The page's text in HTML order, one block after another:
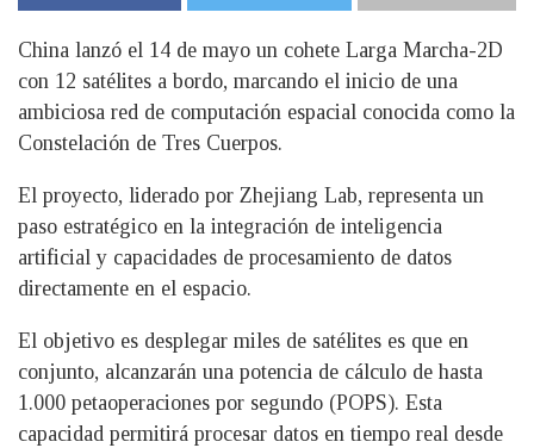
China lanzó el 14 de mayo un cohete Larga Marcha-2D
con 12 satélites a bordo, marcando el inicio de una
ambiciosa red de computación espacial conocida como la
Constelación de Tres Cuerpos.
El proyecto, liderado por Zhejiang Lab, representa un
paso estratégico en la integración de inteligencia
artificial y capacidades de procesamiento de datos
directamente en el espacio.
El objetivo es desplegar miles de satélites es que en
conjunto, alcanzarán una potencia de cálculo de hasta
1.000 petaoperaciones por segundo (POPS). Esta
capacidad permitirá procesar datos en tiempo real desde